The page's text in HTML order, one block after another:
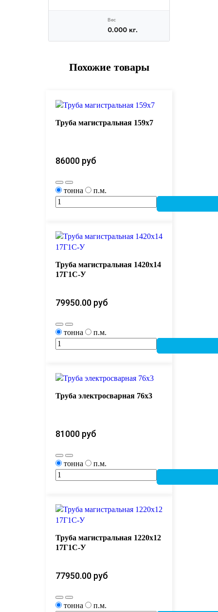
Похожие товары
Труба магистральная 159х7
86000 руб
тонна п.м.
Труба магистральная 1420х14
17Г1С-У
79950.00 руб
тонна п.м.
Труба электросварная 76х3
81000 руб
тонна п.м.
Труба магистральная 1220х12
17Г1С-У
77950.00 руб
тонна п.м.